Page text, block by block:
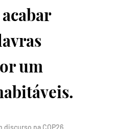
um
discurso na COP26